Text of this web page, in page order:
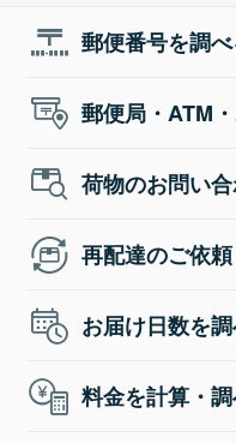
郵便番号を調
郵便局・ATM
荷物のお問い
再配達のご依頼
お届け日数を
料金を計算・